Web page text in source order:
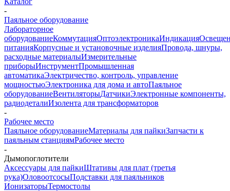
-
Паяльное оборудование
Лабораторное
оборудованиеКоммутацияОптоэлектроникаИндикация
питанияКорпусные и установочные изделияПровода, шнуры,
расходные материалыИзмерительные
приборыИнструментПромышленная
автоматикаЭлектричество, контроль, управление
мощностьюЭлектроника для дома и автоПаяльное
оборудованиеВентиляторыДатчикиЭлектронные компоненты,
радиодеталиИзолента для трансформаторов
-
Рабочее место
Паяльное оборудованиеМатериалы для пайкиЗапчасти к
паяльным станциямРабочее место
-
Дымопоглотители
Аксессуары для пайкиШтативы для плат (третья
рука)ОловоотсосыПодставки для паяльников
ИонизаторыТермостолы